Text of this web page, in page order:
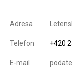
Adresa
Telefon +420
E-mail